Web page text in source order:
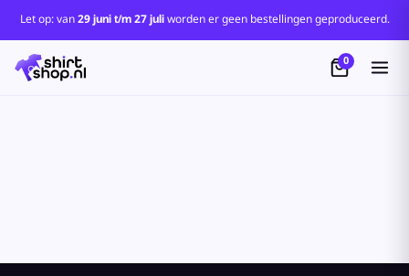
Let op: van29 juni t/m 27 juliworden er geen bestellingen geproduceerd.
0
Standaard
Price: Lowest First
Price: Highest First